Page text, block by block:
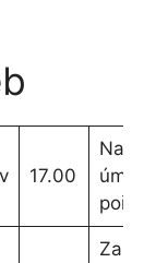
17.00
Na
úmysl
pořadí
Za +